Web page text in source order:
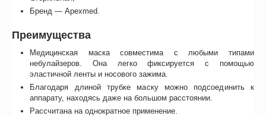
Бренд — Apexmed.
Преимущества
Медицинская маска совместима с любыми типами
небулайзеров. Она легко фиксируется с помощью
эластичной ленты и носового зажима.
Благодаря длиной трубке маску можно подсоединить к
аппарату, находясь даже на большом расстоянии.
Рассчитана на однократное применение.